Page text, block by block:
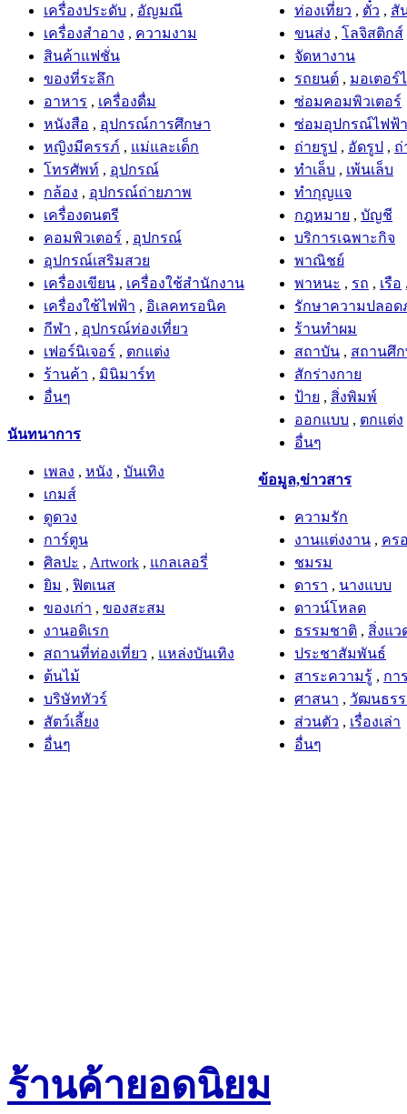
เครื่องสำอาง,
ความงาม
สินค้าแฟชั่น
ของที่ระลึก
อาหาร,เครื่องดื่ม
หนังสือ
,อุปกรณ์การศึกษา
หญิงมีครรภ์,แม่และเด็ก
โทรศัพท์,อุปกรณ์
กล้อง,อุปกรณ์ถ่ายภาพ
เครื่องดนตรี
คอมพิวเตอร์
อุปกรณ์เสริมสวย
เครื่องเขียน,เครื่องใช้สำนักงาน
เครื่องใช้ไฟฟ้า,อิเลคทรอนิค
กีฬา,อุปกรณ์ท่องเที่ยว
เฟอร์นิเจอร์,ตกแต่ง
ร้านค้า,มินิมาร์ท
อื่นๆ
นันทนาการ
เพลง,
เกมส์
ดูดวง
การ์ตูน
ศิลปะ,
ยิม,ฟิตเนส
ของเก่า,ของสะสม
งานอดิเรก
สถานที่ท่องเที่ยว
ต้นไม้
บริษัททัวร์
สัตว์เลี้ยง
อื่นๆ
ขนส่ง,โลจิสติกส์
จัดหางาน
รถยนต์,มอเตอร์
ซ่อมคอมพิวเตอร์
ซ่อมอุปกรณ์ไฟฟ้
ถ่ายรูป ,อัดรูป,ถ่
ทำเล็บ ,
เพ้นเล็บ
ทำกุญแจ
กฎหมาย,
บริการเฉพาะกิจ
พาณิชย์
พาหนะ,
รักษาความปลอด
ร้านทำผม
สถาบัน,สถานศึ
สักร่างกาย
ป้าย,สิ่งพิมพ์
ออกแบบ,ตกแต่ง
อื่นๆ
ข้อมูล,ข่าวสาร
ความรัก
งานแต่งงาน
ชมรม
ดารา,
ดาวน์โหลด
ธรรมชาติ,
ประชาสัมพันธ์
สาระความรู้,กา
ศาสนา,วัฒนธร
ส่วนตัว
เรื่องเล่า
อื่นๆ
ร้านค้ายอดนิยม